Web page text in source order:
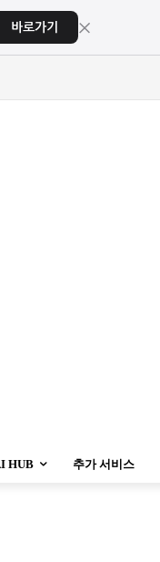
바로가기 ×
HUB 추가 서비스